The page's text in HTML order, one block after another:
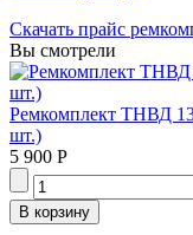
Скачать прайс
Вы смотрели
Ремкомплект ТНВД
шт.)
5 900 Р